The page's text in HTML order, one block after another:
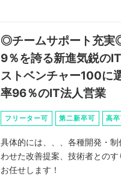
◎チームサポート充
9％を誇る新進気鋭の
ストベンチャー100に
率96％のIT法人営業
フリーター可 第二新卒可 高
具体的には、、、各種開発・
わせた改善提案、技術者との
お任せします！